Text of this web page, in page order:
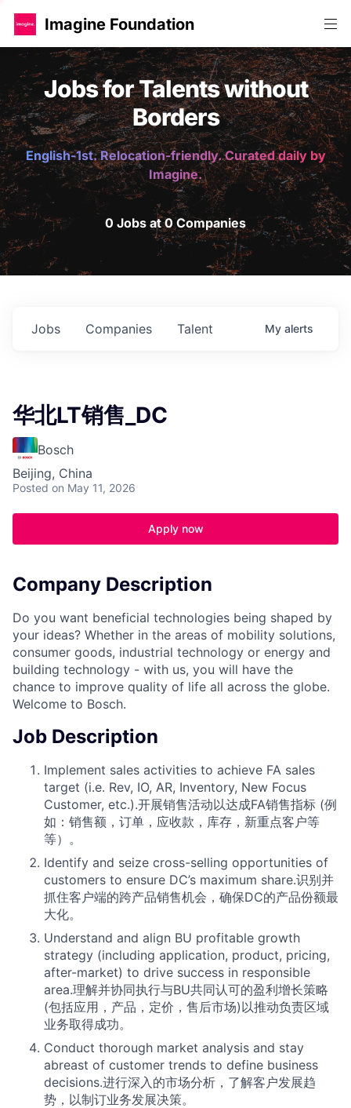
Imagine Foundation
Jobs for Talents without
Borders
English-1st. Relocation-friendly. Curated daily by
Imagine.
0 Jobs at 0 Companies
Jobs Companies Talent My alerts
华北LT销售_DC
Bosch
Beijing, China
Posted on May 11, 2026
Apply now
Company Description
Do you want beneficial technologies being shaped by
your ideas? Whether in the areas of mobility solutions,
consumer goods, industrial technology or energy and
building technology - with us, you will have the
chance to improve quality of life all across the globe.
Welcome to Bosch.
Job Description
Implement sales activities to achieve FA sales
target (i.e. Rev, IO, AR, Inventory, New Focus
Customer, etc.).开展销售活动以达成FA销售指标 (例
如：销售额，订单，应收款，库存，新重点客户等
等）。
Identify and seize cross-selling opportunities of
customers to ensure DC’s maximum share.识别并
抓住客户端的跨产品销售机会，确保DC的产品份额最
大化。
Understand and align BU profitable growth
strategy (including application, product, pricing,
after-market) to drive success in responsible
area.理解并协同执行与BU共同认可的盈利增长策略
(包括应用，产品，定价，售后市场)以推动负责区域
业务取得成功。
Conduct thorough market analysis and stay
abreast of customer trends to define business
decisions.进行深入的市场分析，了解客户发展趋
势，以制订业务发展决策。